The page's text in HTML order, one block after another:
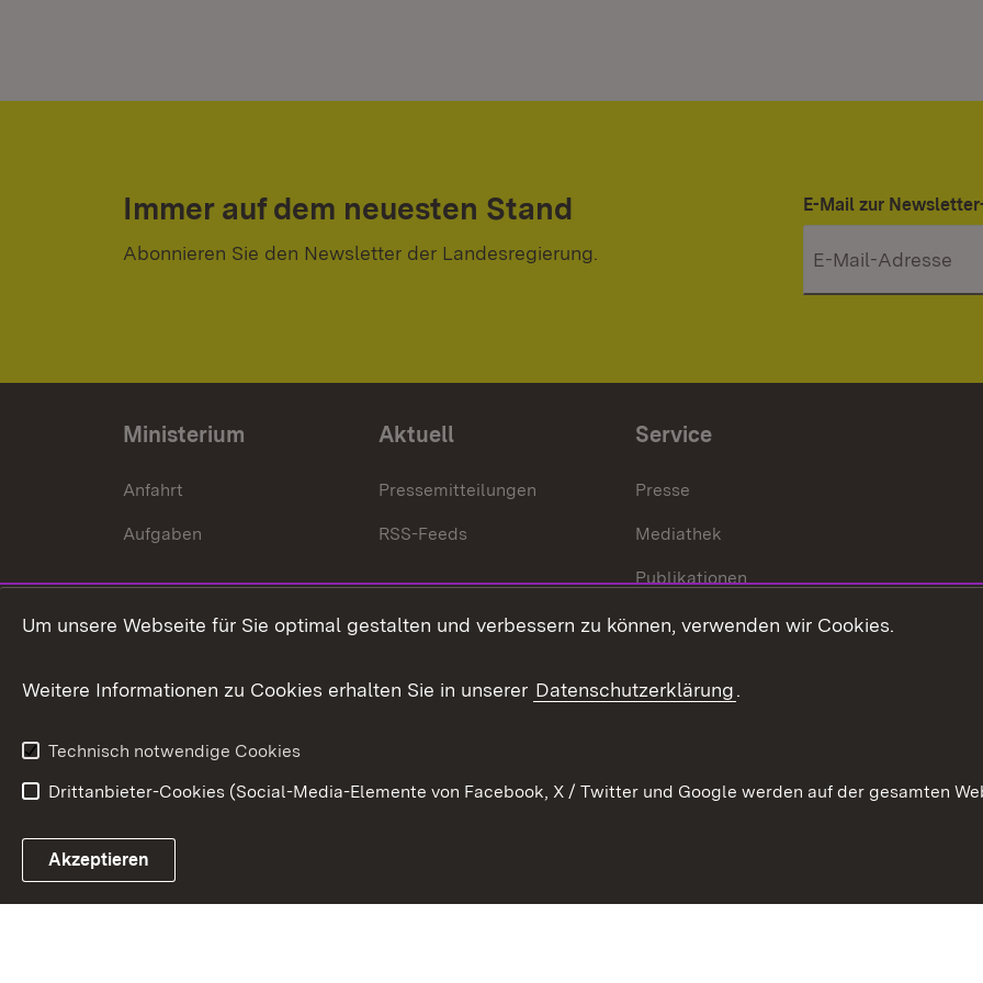
Immer auf dem neuesten Stand
Abonnieren Sie den Newsletter der Landesregierung.
E-Mail zur
Ministerium
Anfahrt
Aufgaben
Aktuell
Pressemitteilungen
RSS-Feeds
Service
Presse
Mediathek
Publikationen
Stellen und Ausbildung
Verkehrsinformationen
Link zum Landesportal
Um unsere Webseite für Sie optimal gestalten und verbessern zu können, verwenden wir Cookies.
Weitere Informationen zu Cookies erhalten Sie in unserer Datenschutzerklärung.
Technisch notwendige Cookies
Drittanbieter-Cookies (Social-Media-Elemente von Facebook, X / Twitter und Google werden auf der gesamten
Akzeptieren